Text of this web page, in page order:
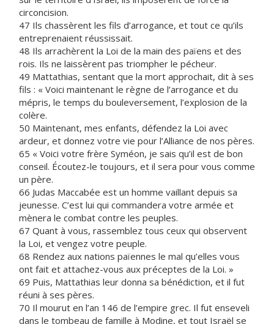
circoncision.
47 Ils chassèrent les fils d’arrogance, et tout ce qu’ils
entreprenaient réussissait.
48 Ils arrachèrent la Loi de la main des païens et des
rois. Ils ne laissèrent pas triompher le pécheur.
49 Mattathias, sentant que la mort approchait, dit à ses
fils : « Voici maintenant le règne de l’arrogance et du
mépris, le temps du bouleversement, l’explosion de la
colère.
50 Maintenant, mes enfants, défendez la Loi avec
ardeur, et donnez votre vie pour l’Alliance de nos pères.
65 « Voici votre frère Syméon, je sais qu’il est de bon
conseil. Écoutez-le toujours, et il sera pour vous comme
un père.
66 Judas Maccabée est un homme vaillant depuis sa
jeunesse. C’est lui qui commandera votre armée et
mènera le combat contre les peuples.
67 Quant à vous, rassemblez tous ceux qui observent
la Loi, et vengez votre peuple.
68 Rendez aux nations païennes le mal qu’elles vous
ont fait et attachez-vous aux préceptes de la Loi. »
69 Puis, Mattathias leur donna sa bénédiction, et il fut
réuni à ses pères.
70 Il mourut en l’an 146 de l’empire grec. Il fut enseveli
dans le tombeau de famille à Modine, et tout Israël se